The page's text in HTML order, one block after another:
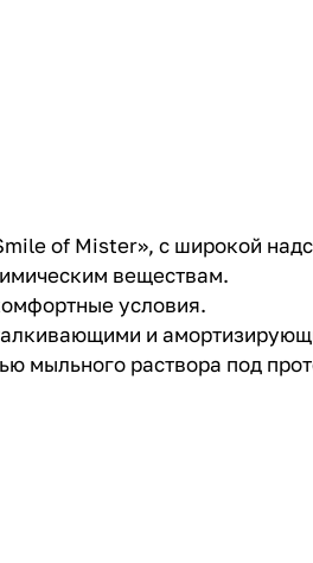
of Mister», с широкой
веществам.
условия.
и
мыльного раствора под